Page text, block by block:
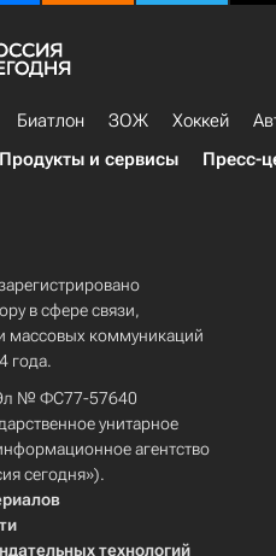
Биатлон ЗОЖ Хоккей
Продукты и сервисы Пресс-
в сфере связи,
массовых коммуникаций
года.
Эл № ФС77-57640
унитарное
агентство
сегодня»).
технологий